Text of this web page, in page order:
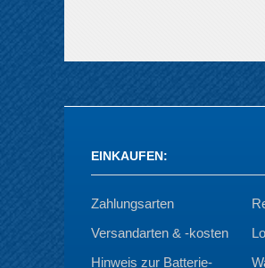
EINKAUFEN:
Zahlungsarten
Versandarten & -kosten
Hinweis zur Batterie-